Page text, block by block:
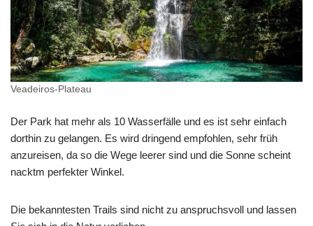
Veadeiros-Plateau
Der Park hat mehr als 10 Wasserfälle und es ist sehr einfach
dorthin zu gelangen. Es wird dringend empfohlen, sehr früh
anzureisen, da so die Wege leerer sind und die Sonne scheint
nacktm perfekter Winkel.
Die bekanntesten Trails sind nicht zu anspruchsvoll und lassen